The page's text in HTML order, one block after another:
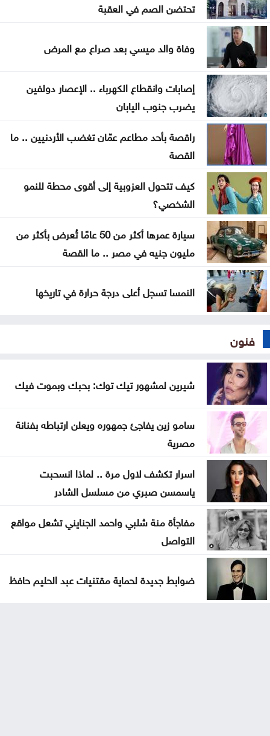
والده
ندوة تعاين التراث الأردني ضمن البرنامج الثقافي
لمهرجان جرش
فلسطينيين
سوريا .. إحباط محاولة تهريب أسلحة وذخائر إلى لبنان
سيدات الجزائر يحققن إنجازا تاريخيا ببلوغ نصف نهائي
أمم إفريقيا
تحتضن الصم في العقبة
وفاة والد ميسي بعد صراع مع المرض
إصابات وانقطاع الكهرباء .. الإعصار دولفين
يضرب جنوب اليابان
راقصة بأحد مطاعم عمّان تغضب الأردنيين .. ما
القصة
كيف تتحول العزوبية إلى أقوى محطة للنمو
الشخصي؟
سيارة عمرها أكثر من 50 عامًا تُعرض بأكثر من
مليون جنيه في مصر .. ما القصة
النمسا تسجل أعلى درجة حرارة في تاريخها
فنون
شيرين لمشهور تيك توك: بحبك وبموت فيك
سامو زين يفاجئ جمهوره ويعلن ارتباطه بفنانة
مصرية
اسرار تكشف لاول مرة .. لماذا انسحبت
ياسمسن صبري من مسلسل الشادر
مفاجأة منة شلبي واحمد الجنايني تشعل مواقع
التواصل
ضوابط جديدة لحماية مقتنيات عبد الحليم حافظ